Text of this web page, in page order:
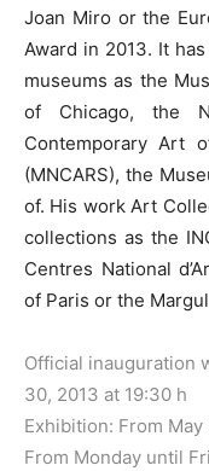
Joan Miro or the
Award in 2013. It
museums as the
of Chicago, the
Contemporary Art
(MNCARS), the
of. His work Art
collections as the
Centres National
of Paris or the
Official inauguration
30, 2013 at 19:30 h
Exhibition: From
From Monday until